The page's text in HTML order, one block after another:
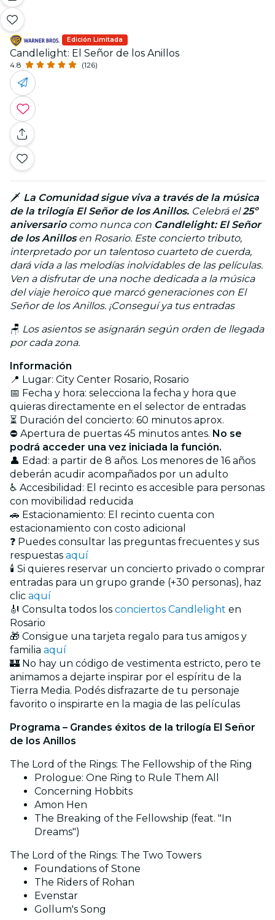
Edición Limitada
Candlelight: El Señor de los Anillos
4.8 (126)
🗡️ La Comunidad sigue viva a través de la música
de la trilogía El Señor de los Anillos. Celebrá el25º
aniversario como nunca con Candlelight: El Señor
de los Anillosen Rosario. Este concierto tributo,
interpretado por un talentoso cuarteto de cuerda,
dará vida a las melodías inolvidables de las películas.
Ven a disfrutar de una noche dedicada a la música
del viaje heroico que marcó generaciones con El
Señor de los Anillos. ¡Conseguí ya tus entradas
🪑 Los asientos se asignarán según orden de llegada
por cada zona.
Información
📍 Lugar: City Center Rosario, Rosario
📅 Fecha y hora: selecciona la fecha y hora que
quieras directamente en el selector de entradas
⏳ Duración del concierto: 60 minutos aprox.
⛔ Apertura de puertas 45 minutos antes. No se
podrá acceder una vez iniciada la función.
👤 Edad: a partir de 8 años. Los menores de 16 años
deberán acudir acompañados por un adulto
♿ Accesibilidad: El recinto es accesible para personas
con movibilidad reducida
🚗 Estacionamiento: El recinto cuenta con
estacionamiento con costo adicional
❓ Puedes consultar las preguntas frecuentes y sus
respuestas aquí
🕯️ Si quieres reservar un concierto privado o comprar
entradas para un grupo grande (+30 personas), haz
clic aquí
🎻 Consulta todos los conciertos Candlelight en
Rosario
🎁 Consigue una tarjeta regalo para tus amigos y
familia aquí
🏰 No hay un código de vestimenta estricto, pero te
animamos a dejarte inspirar por el espíritu de la
Tierra Media. Podés disfrazarte de tu personaje
favorito o inspirarte en la magia de las películas
Programa – Grandes éxitos de la trilogía El Señor
de los Anillos
The Lord of the Rings: The Fellowship of the Ring
Prologue: One Ring to Rule Them All
Concerning Hobbits
Amon Hen
The Breaking of the Fellowship (feat. "In
Dreams")
The Lord of the Rings: The Two Towers
Foundations of Stone
The Riders of Rohan
Evenstar
Gollum's Song